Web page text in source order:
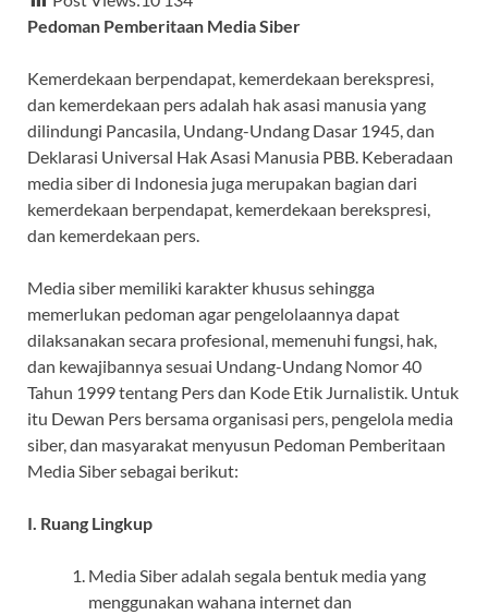
e
o
o
k
at
A
p
p
e
a
m
e
ds
Pedoman Pemberitaan Media Siber
Kemerdekaan berpendapat, kemerdekaan berekspresi,
dan kemerdekaan pers adalah hak asasi manusia yang
dilindungi Pancasila, Undang-Undang Dasar 1945, dan
Deklarasi Universal Hak Asasi Manusia PBB. Keberadaan
media siber di Indonesia juga merupakan bagian dari
kemerdekaan berpendapat, kemerdekaan berekspresi,
dan kemerdekaan pers.
Media siber memiliki karakter khusus sehingga
memerlukan pedoman agar pengelolaannya dapat
dilaksanakan secara profesional, memenuhi fungsi, hak,
dan kewajibannya sesuai Undang-Undang Nomor 40
Tahun 1999 tentang Pers dan Kode Etik Jurnalistik. Untuk
itu Dewan Pers bersama organisasi pers, pengelola media
siber, dan masyarakat menyusun Pedoman Pemberitaan
Media Siber sebagai berikut:
I. Ruang Lingkup
Media Siber adalah segala bentuk media yang
menggunakan wahana internet dan